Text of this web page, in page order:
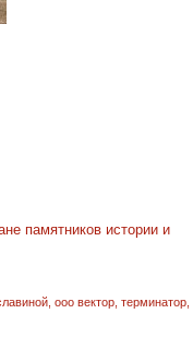
памятников истории и
ооо вектор терминатор